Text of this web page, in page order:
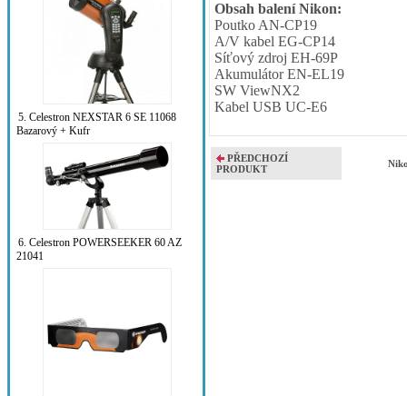
5. Celestron NEXSTAR 6 SE 11068
Bazarový + Kufr
6. Celestron POWERSEEKER 60 AZ
21041
Obsah balení Nikon:
Poutko AN-CP19
A/V kabel EG-CP14
Síťový zdroj EH-69P
Akumulátor EN-EL19
SW ViewNX2
Kabel USB UC-E6
PŘEDCHOZÍ
PRODUKT